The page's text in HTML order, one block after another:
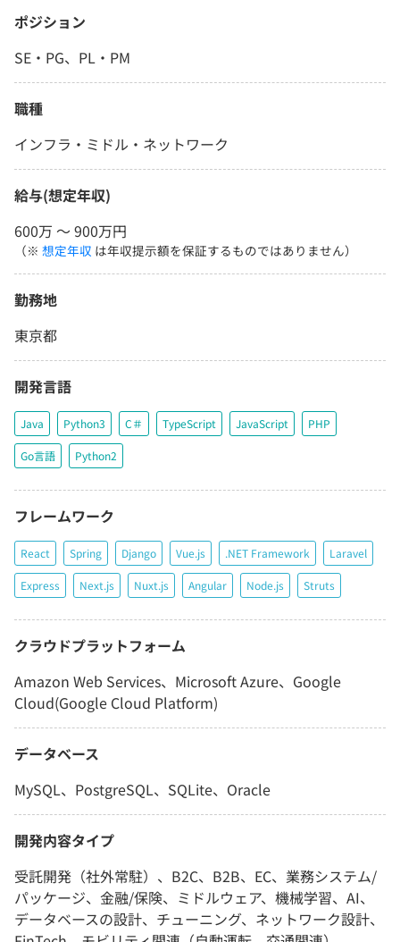
ポジション
SE・PG、PL・PM
職種
インフラ・ミドル・ネットワーク
給与(想定年収)
600万 〜 900万円
（※ 想定年収 は年収提示額を保証するものではありません）
勤務地
東京都
開発言語
Java Python3 C＃ TypeScript JavaScript PHP
Go言語 Python2
フレームワーク
React Spring Django Vue.js .NET Framework Laravel
Express Next.js Nuxt.js Angular Node.js Struts
クラウドプラットフォーム
Amazon Web Services、Microsoft Azure、Google
Cloud(Google Cloud Platform)
データベース
MySQL、PostgreSQL、SQLite、Oracle
開発内容タイプ
受託開発（社外常駐）、B2C、B2B、EC、業務システム/
パッケージ、金融/保険、ミドルウェア、機械学習、AI、
データベースの設計、チューニング、ネットワーク設計、